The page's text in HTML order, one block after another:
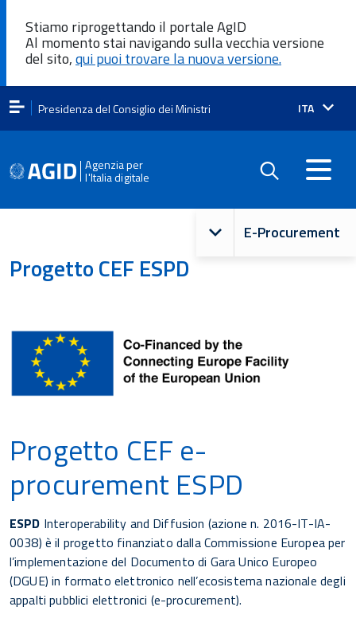
Stiamo riprogettando il portale AgID
Al momento stai navigando sulla vecchia versione
del sito,qui puoi trovare la nuova versione.
Presidenza del Consiglio dei Ministri Lingua
ITA
Agenzia per
l'Italia digitale
Navigazione
principale
E-Procurement
Progetto CEF ESPD
Progetto CEF e-
procurement ESPD
ESPD Interoperability and Diffusion (azione n. 2016-IT-IA-
0038) è il progetto finanziato dalla Commissione Europea per
l’implementazione del Documento di Gara Unico Europeo
(DGUE) in formato elettronico nell’ecosistema nazionale degli
appalti pubblici elettronici (e-procurement).